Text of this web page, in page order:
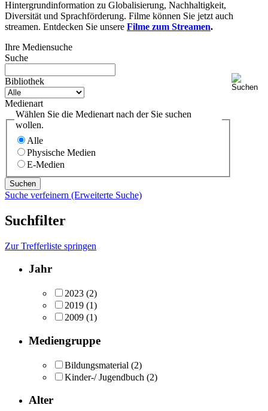
Hintergrundinformation zu Globalisierung, Nachhaltigkeit,
Diversität und Sprachförderung. Filme können Sie jetzt auch
streamen. Entdecken Sie unsere Filme zum Streamen.
Ihre Mediensuche
Suche
Bibliothek
Medienart
Wählen Sie die Medienart nach der Sie suchen
wollen.
Alle
Physische Medien
E-Medien
Suche verfeinern (Erweiterte Suche)
Suchfilter
Zur Trefferliste springen
Jahr
2023 (2)
2019 (1)
2009 (1)
Mediengruppe
Bildungsmaterial (2)
Kinder-/ Jugendbuch (2)
Alter